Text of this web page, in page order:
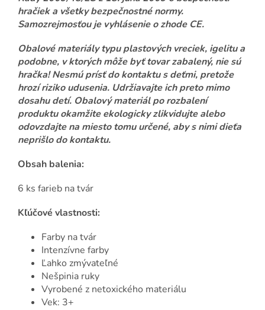
hračiek a všetky bezpečnostné normy.
Samozrejmosťou je vyhlásenie o zhode CE.
Obalové materiály typu plastových vreciek, igelitu a
podobne, v ktorých môže byť tovar zabalený, nie sú
hračka! Nesmú prísť do kontaktu s deťmi, pretože
hrozí riziko udusenia. Udržiavajte ich preto mimo
dosahu detí. Obalový materiál po rozbalení
produktu okamžite ekologicky zlikvidujte alebo
odovzdajte na miesto tomu určené, aby s nimi dieťa
neprišlo do kontaktu.
Obsah balenia:
6 ks farieb na tvár
Kľúčové vlastnosti:
Farby na tvár
Intenzívne farby
Ľahko zmývateľné
Nešpinia ruky
Vyrobené z netoxického materiálu
Vek: 3+